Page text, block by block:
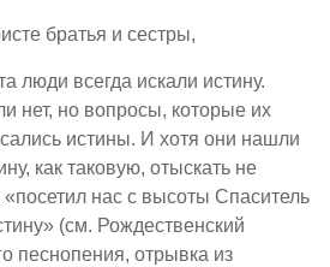
братья и сестры,
люди всегда искали истину.
нет, но вопросы, которые их
истины. И хотя они нашли
как таковую, отыскать не
«посетил нас с высоты Спаситель
(см. Рождественский
песнопения, отрывка из